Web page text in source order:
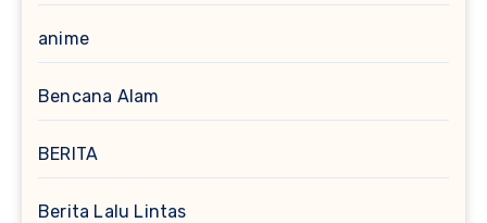
anime
Bencana Alam
BERITA
Berita Lalu Lintas